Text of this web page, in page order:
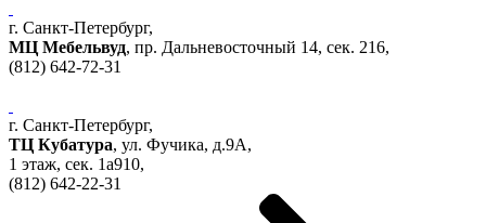
г. Санкт-Петербург,
МЦ Мебельвуд, пр. Дальневосточный 14, сек. 216,
(812) 642-72-31
г. Санкт-Петербург,
ТЦ Кубатура, ул. Фучика, д.9А,
1 этаж, сек. 1a910,
(812) 642-22-31